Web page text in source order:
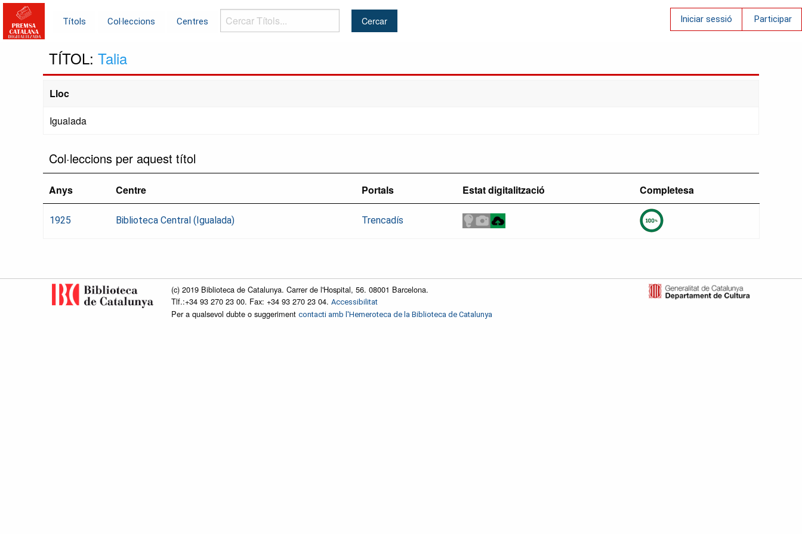
Títols Col·leccions Centres
Cercar
Títols...
Iniciar sessió Participar
TÍTOL: Talia
Lloc
Igualada
Col·leccions per aquest títol
Anys Centre Portals Estat digitalització Completesa
1925 Biblioteca Central (Igualada) Trencadís
(c) 2019 Biblioteca de Catalunya. Carrer de l'Hospital, 56. 08001 Barcelona.
Tlf.:+34 93 270 23 00. Fax: +34 93 270 23 04. Accessibilitat
Per a qualsevol dubte o suggeriment contacti amb l'Hemeroteca de la Biblioteca de Catalunya